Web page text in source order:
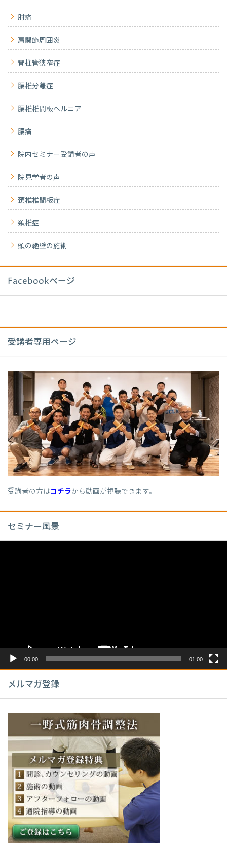
肘痛
肩関節周囲炎
脊柱管狭窄症
腰椎分離症
腰椎椎間板ヘルニア
腰痛
院内セミナー受講者の声
院見学者の声
頚椎椎間板症
頚椎症
頭の絶壁の施術
Facebookページ
受講者専用ページ
受講者の方はコチラから動画が視聴できます。
セミナー風景
00:00 01:00
メルマガ登録